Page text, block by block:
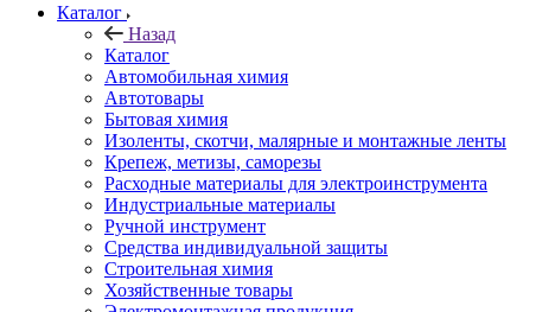
Каталог
Назад
Каталог
Автомобильная химия
Автотовары
Бытовая химия
Изоленты, скотчи, малярные и монтажные ленты
Крепеж, метизы, саморезы
Расходные материалы для электроинструмента
Индустриальные материалы
Ручной инструмент
Средства индивидуальной защиты
Строительная химия
Хозяйственные товары